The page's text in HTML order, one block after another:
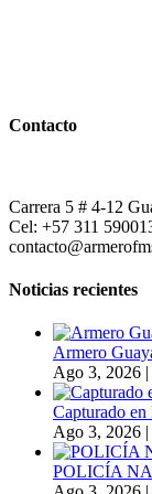
Contacto
Carrera 5 # 4-12
Cel: +57 311
Noticias recientes
Armero
Ago 3, 2026 |
Capturado en
Ago 3, 2026 |
POLICÍA